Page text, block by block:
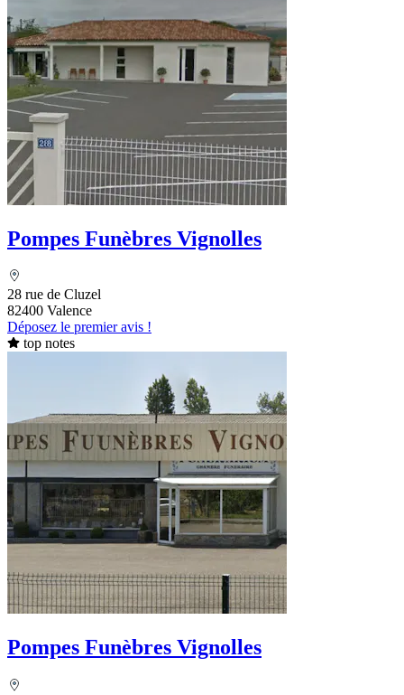
Pompes Funèbres Vignolles
28 rue de Cluzel
82400 Valence
Déposez le premier avis !
top notes
Pompes Funèbres Vignolles